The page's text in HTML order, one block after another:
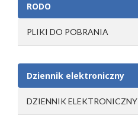
RODO
PLIKI DO POBRANIA
Dziennik elektroniczny
DZIENNIK ELEKTRONICZNY